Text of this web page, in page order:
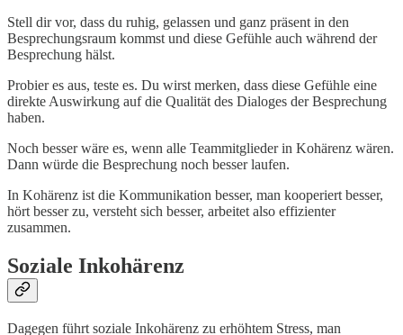
Stell dir vor, dass du ruhig, gelassen und ganz präsent in den
Besprechungsraum kommst und diese Gefühle auch während der
Besprechung hälst.
Probier es aus, teste es. Du wirst merken, dass diese Gefühle eine
direkte Auswirkung auf die Qualität des Dialoges der Besprechung
haben.
Noch besser wäre es, wenn alle Teammitglieder in Kohärenz wären.
Dann würde die Besprechung noch besser laufen.
In Kohärenz ist die Kommunikation besser, man kooperiert besser,
hört besser zu, versteht sich besser, arbeitet also effizienter
zusammen.
Soziale Inkohärenz
Dagegen führt soziale Inkohärenz zu erhöhtem Stress, man